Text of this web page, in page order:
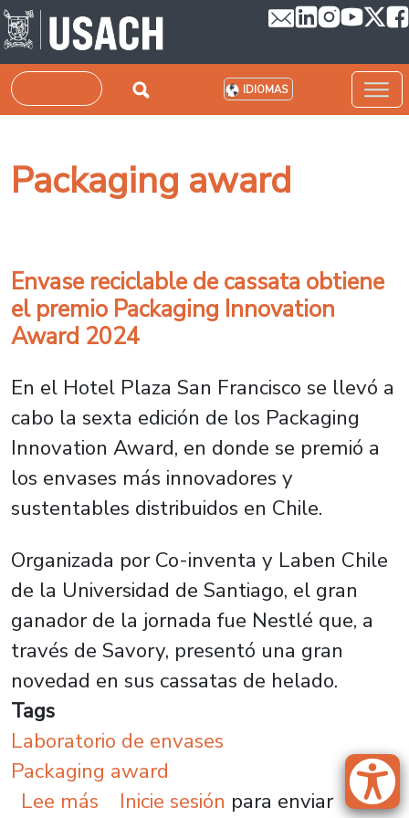
Pasar al contenido principal
Buscar IDIOMAS
Packaging award
Envase reciclable de cassata obtiene
el premio Packaging Innovation
Award 2024
En el Hotel Plaza San Francisco se llevó a
cabo la sexta edición de los Packaging
Innovation Award, en donde se premió a
los envases más innovadores y
sustentables distribuidos en Chile.
Organizada por Co-inventa y Laben Chile
de la Universidad de Santiago, el gran
ganador de la jornada fue Nestlé que, a
través de Savory, presentó una gran
novedad en sus cassatas de helado.
Tags
Laboratorio de envases
Packaging award
Lee más sobre Envase reciclable de
Inicie sesión para enviar